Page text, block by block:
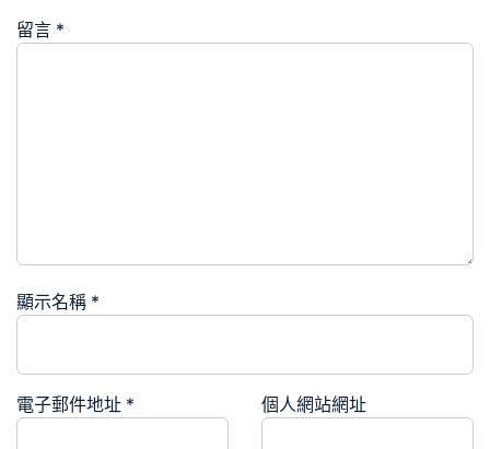
留言 *
顯示名稱 *
電子郵件地址 * 個人網站網址